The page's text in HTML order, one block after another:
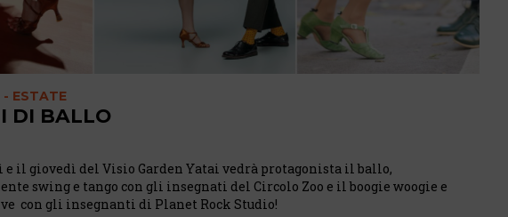
ESTATE
DI BALLO
il giovedì del Visio Garden Yatai vedrà protagonista il ballo,
swing e tango con gli insegnati del Circolo Zoo e il boogie woogie e
con gli insegnanti di Planet Rock Studio!